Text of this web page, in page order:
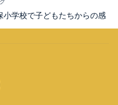
小学校で子どもたちからの感